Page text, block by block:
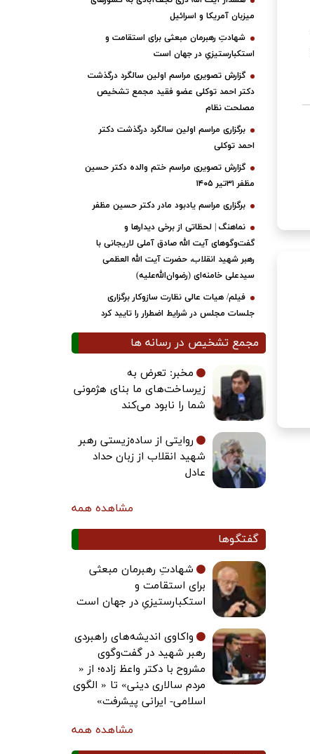
میزبان آمریکا و اسرائیل
شهادتِ رهبرمان مبعثی برای استقامت و
استکبارستیزیِ در جهان است
گزارش تصویری مراسم اولین سالگرد درگذشت
دکتر احمد توکلی عضو فقید مجمع تشخیص
مصلحت نظام
برگزاری مراسم اولین سالگرد درگذشت دکتر
احمد توکلی
گزارش تصویری مراسم ختم والده دکتر حسین
مظفر ۳۱تیر ۱۴۰۵
برگزاری مراسم یادبود مادر دکتر حسین مظفر
نماهنگ | لحظاتی از برخی دیدارها و
گفت‌وگوهای آیت ‌الله صادق آملی لاریجانی با
رهبر شهید انقلاب، حضرت آیت‌ الله العظمی
سیدعلی خامنه‌ای (رضوان‌الله‌علیه)
فیلم/ هیات عالی نظارت سازوکار برگزاری
جلسات مجلس در شرایط اضطرار را تایید کرد
مجمع تشخیص در رسانه ها
مخبر: تعرض به
زیرساخت‌های ما بنای هژمونی
شما را نابود می‌کند
روایتی از ساده‌زیستی رهبر
شهید انقلاب از زبان حداد
عادل
مشاهده همه
گفتگوها
شهادتِ رهبرمان مبعثی
برای استقامت و
استکبارستیزیِ در جهان است
واکاوی اندیشه‌های راهبردی
رهبر شهید در گفت‌وگوی
مشروح با دکتر واعظ زاده؛ از «
مردم سالاری دینی» تا « الگوی
اسلامی- ایرانی پیشرفت»
مشاهده همه